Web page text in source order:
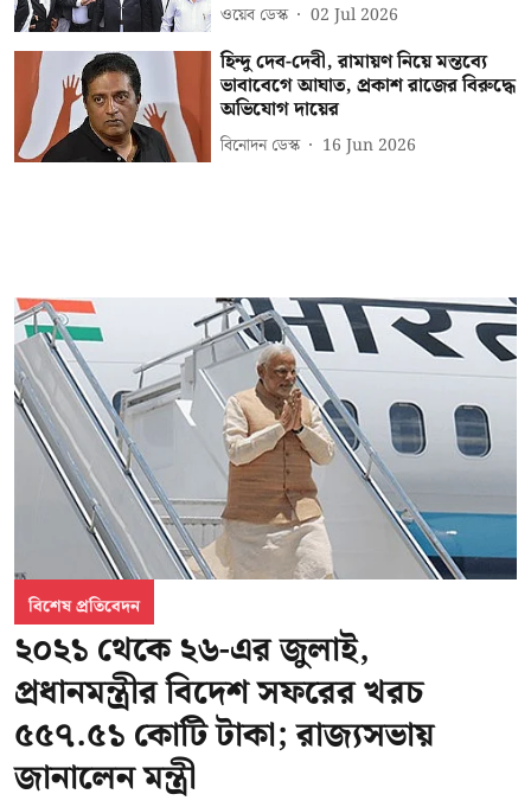
ওয়েব ডেস্ক 02 Jul 2026
হিন্দু দেব-দেবী, রামায়ণ নিয়ে মন্তব্যে
ভাবাবেগে আঘাত, প্রকাশ রাজের বিরুদ্ধে
অভিযোগ দায়ের
বিনোদন ডেস্ক 16 Jun 2026
বিশেষ প্রতিবেদন
২০২১ থেকে ২৬-এর জুলাই,
প্রধানমন্ত্রীর বিদেশ সফরের খরচ
৫৫৭.৫১ কোটি টাকা; রাজ্যসভায়
জানালেন মন্ত্রী